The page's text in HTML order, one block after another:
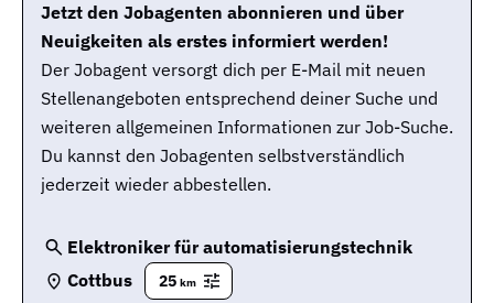
Jetzt den Jobagenten abonnieren und über
Neuigkeiten als erstes informiert werden!
Der Jobagent versorgt dich per E-Mail mit neuen
Stellenangeboten entsprechend deiner Suche und
weiteren allgemeinen Informationen zur Job-Suche.
Du kannst den Jobagenten selbstverständlich
jederzeit wieder abbestellen.
Elektroniker für automatisierungstechnik
Cottbus
25 km